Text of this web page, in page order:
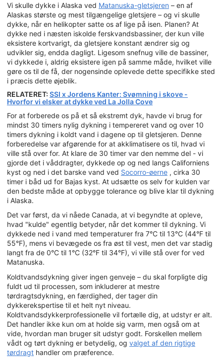
Vi skulle dykke i Alaska ved Matanuska-gletsjeren – en af
Alaskas største og mest tilgængelige gletsjere – og vi skulle
dykke, når en helikopter satte os af lige på isen. Planen? At
dykke ned i næsten iskolde ferskvandsbassiner, der kun ville
eksistere kortvarigt, da gletsjere konstant ændrer sig og
udvikler sig, endda dagligt. Ligesom snefnug ville de bassiner,
vi dykkede i, aldrig eksistere igen på samme måde, hvilket ville
gøre os til de få, der nogensinde oplevede dette specifikke sted
i præcis dette øjeblik.
RELATERET: SSI x Jordens Kanter: Svømning i skove -
Hvorfor vi elsker at dykke ved La Jolla Cove
For at forberede os på et så ekstremt dyk, havde vi brug for
mindst 30 timers nylig dykning i tempereret vand og over 10
timers dykning i koldt vand i dagene op til gletsjeren. Denne
forberedelse var afgørende for at akklimatisere os til, hvad vi
ville stå over for. At klare de 30 timer var den nemme del - vi
gjorde det i våddragter, dykkede op og ned langs Californiens
kyst og ned i det barske vand ved Socorro-øerne , cirka 30
timer i båd ud for Bajas kyst. At udsætte os selv for kulden var
den bedste måde at opbygge tolerance og blive klar til dykning
i Alaska.
Det var først, da vi nåede Canada, at vi begyndte at opleve,
hvad "kulde" egentlig betyder, når det kommer til dykning. Vi
dykkede ned i vand med temperaturer fra 7°C til 13°C (44°F til
55°F), mens vi bevægede os fra øst til vest, men det var stadig
langt fra de 0°C til 1°C (32°F til 34°F), vi ville stå over for ved
Matanuska.
Koldtvandsdykning giver ingen genveje – du skal forpligte dig
fuldt ud til processen, som inkluderer at mestre
tørdragtsdykning, en færdighed, der tager din
dykkerekspertise til et helt nyt niveau.
Koldtvandsdykkerprofessionelle vil fortælle dig, at udstyr er alt.
Det handler ikke kun om at holde sig varm, men også om at
vide, hvordan man bruger sit udstyr godt. Forskellen mellem
vådt og tørt dykning er betydelig, og valget af den rigtige
tørdragt handler om præference.